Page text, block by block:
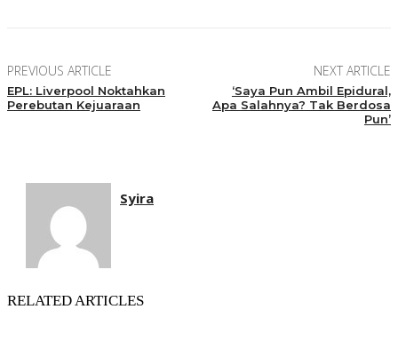
PREVIOUS ARTICLE
EPL: Liverpool Noktahkan
Perebutan Kejuaraan
NEXT ARTICLE
‘Saya Pun Ambil Epidural,
Apa Salahnya? Tak Berdosa
Pun’
Syira
RELATED ARTICLES